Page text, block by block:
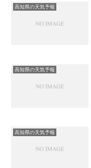
高知県の天気予報
高知県の天気予報
高知県の天気予報